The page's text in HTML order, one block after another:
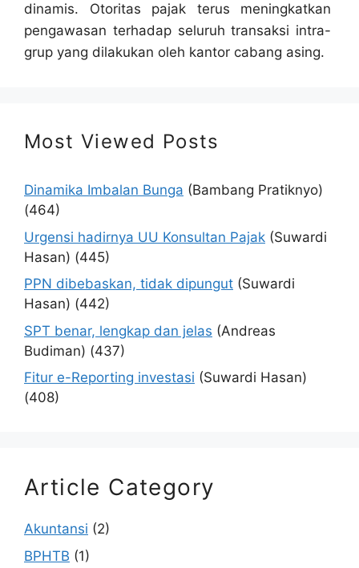
dinamis. Otoritas pajak terus meningkatkan
pengawasan terhadap seluruh transaksi intra-
grup yang dilakukan oleh kantor cabang asing.
Most Viewed Posts
Dinamika Imbalan Bunga (Bambang Pratiknyo)
(464)
Urgensi hadirnya UU Konsultan Pajak (Suwardi
Hasan) (445)
PPN dibebaskan, tidak dipungut (Suwardi
Hasan) (442)
SPT benar, lengkap dan jelas (Andreas
Budiman) (437)
Fitur e-Reporting investasi (Suwardi Hasan)
(408)
Article Category
Akuntansi (2)
BPHTB (1)